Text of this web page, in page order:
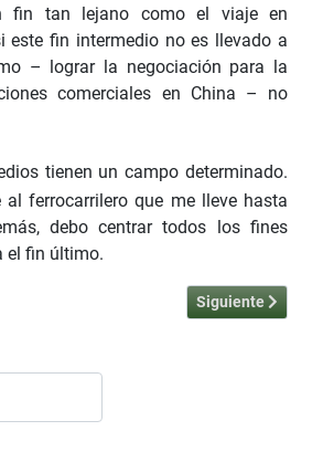
fin tan lejano como el viaje en
este fin intermedio no es llevado a
– lograr la negociación para la
comerciales en China – no
tienen un campo determinado.
al ferrocarrilero que me lleve hasta
debo centrar todos los fines
el fin último.
Artículo
Siguiente